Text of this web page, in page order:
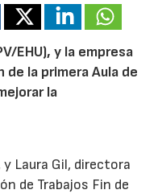
EHU), y la empresa
la primera Aula de
la
y Laura Gil, directora
de Trabajos Fin de